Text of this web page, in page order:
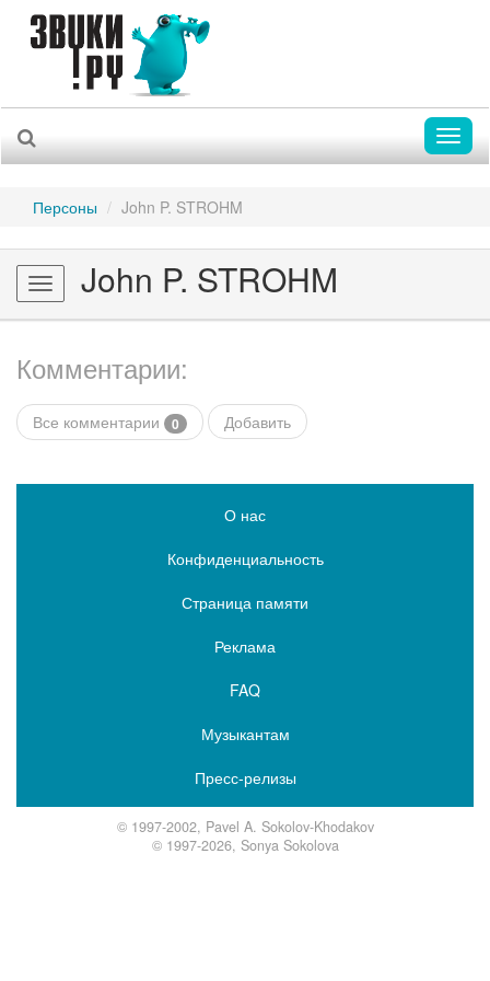
Персоны John P. STROHM
Toggle
navigation
John P. STROHM
Комментарии:
Все комментарии 0 Добавить
О нас
Конфиденциальность
Страница памяти
Реклама
FAQ
Музыкантам
Пресс-релизы
© 1997-2002, Pavel A. Sokolov-Khodakov
© 1997-2026, Sonya Sokolova